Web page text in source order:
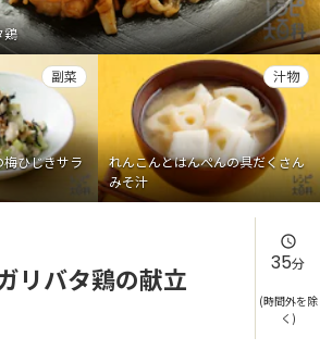
問い合わせ
鶏
ひじきサラ
副菜
れんこんとはんぺんの具だくさん
みそ汁
汁物
リバタ鶏の献立 35分
(時間外を除
く)